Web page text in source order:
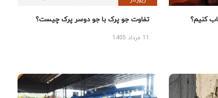
کنیم؟ تفاوت جو پرک با جو دوسر پرک چیست؟